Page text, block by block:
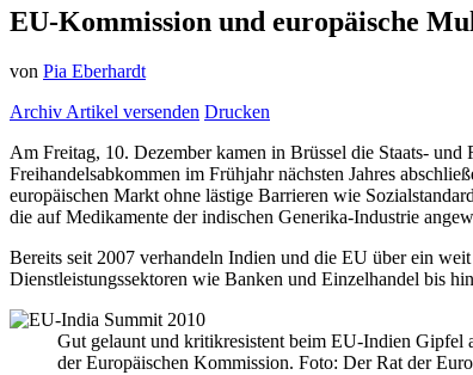
EU-Kommission und europäische
von Pia Eberhardt
ArchivArtikel versenden Drucken
Am Freitag, 10. Dezember kamen in Brüssel die Staats-
Freihandelsabkommen im Frühjahr nächsten Jahres
europäischen Markt ohne lästige Barrieren wie
die auf Medikamente der indischen Generika-Industrie
Bereits seit 2007 verhandeln Indien und die EU über ein
Dienstleistungssektoren wie Banken und Einzelhandel bis
Gut gelaunt und kritikresistent beim EU-Indien Gipfel
der Europäischen Kommission. Foto: Der Rat der